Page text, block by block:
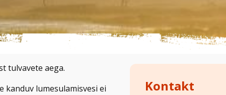
tulvavete aega.
kanduv lumesulamisvesi ei
Kontakt